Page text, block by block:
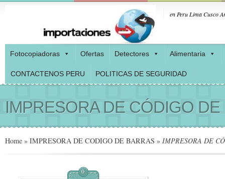
en Peru Lima Cusco
Fotocopiadoras Ofertas Detectores Alimentaria
CONTACTENOS PERU POLITICAS DE SEGURIDAD
IMPRESORA DE CÓDIGO
Home » IMPRESORA DE CODIGO DE BARRAS » IMPRESORA DE
0